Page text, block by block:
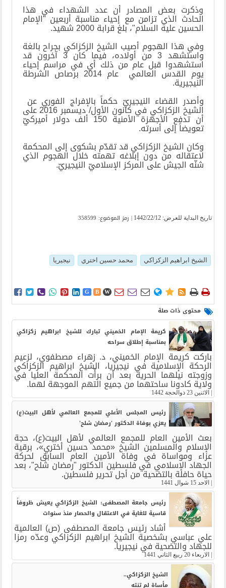
وذكرت بعض المصادر أن عدد الشهداء في هذا
الحادث الذي تزامن مع إحياء مناسبة أربعين "الإمام
الحسين عليه السلام"، بلغ قرابة 2000 شهيد
.
وفي هذا الهجوم أصيب الشيخ الزكزاكي بجراح بالغة
واستشهد 3 من أولاده، فيما كان 3 آخرون قد
استشهدوا قبل عام من ذلك أي في مراسم إحياء
يوم القدس العالمي عام 2014 برصاص الشرطة
النيجيرية.
وأصدر القضاء النيجيريّ حكماً بالإفراج الفوري عن
الشيخ الزكزاكي في كانون الأول/ ديسمبر 2016 على
أن تدفع الأجهزة الأمنية 150 ألف دولار أميركيّ
تعويضاً إلى أسرته.
وكان الشيخ الزكزاكي قد تقدّم بشكوى إلى المحكمة
لاعتقاله من دون إبلاغه تهمته خلال الهجوم الذي
شنّه الجيش على المركز الإسلاميّ النيجيريّ.
تاریخ البدایة للعرض: 1442/22/12 | رمز الموضوع: 358599
الشيخ ابراهيم الزكزاكي محمد حسين اختري نيجيريا
      G B W        
محتوى ذات صلة
كريمة الإمام الخميني تبارك للشيخ ابراهيم زكزاكي
بمناسبة إطلاق سراحه
باركت كريمة الإمام الخميني، د. زهراء مصطفوي، لزعيم
الرحكة الإسلامية في نيجيريا، الشيخ ابراهيم الزكزاكي
وزوجته نيلهما الحرية بعد أن برأّت المحكمة العليا في
ولاية كادونا ساحتهما من جميع التهم الموجهة لهما.
الاثنين 23 ذوالحجة 1442
رئيس المجلس الأعلي للمجمع العالمي لأهل البيت(ع)
يعزي بوفاة الدكتور 'رمضان شلح'
بعث الأمين العام للمجمع العالمي لأهل البيت(ع)، حجة
الإسلام والمسلمين الشيخ «محمد حسين أختري»، برقية
عزاء ومواساة في وفاة الأمين العام السابق لحركة
الجهاد الإسلامي في فلسطين الدكتور "رمضان شلح"، بعد
حياة حافلة بالتضحية من أجل تحرير فلسطين.
الاحد 15 شوال 1441
رئيس جامعة المصطفى: الشيخ الزكزاكي يعيش ظروفاً
قاسية للغاية في الاعتقال والحصار منذ سنوات
أشاد رئيس جامعة المصطفى (ص) العالمية
علي عباسي بشخصية الشيخ ابراهيم الزكزاكي وعدّه رمزا
للجهاد والتضحية في نيجيريا.
الاربعاء 20 ربيع الثاني 1441
الشيخ الزكزاكي..
مأساة لم تنته